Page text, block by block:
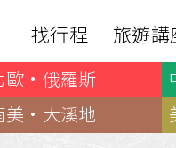
找行程
南紀熊野古道
北陸
旅遊講
認單
歐·俄羅斯
美·大溪地